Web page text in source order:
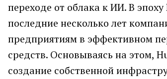
переходе от облака к ИИ. В
последние несколько лет
предприятиям в эффективном
средств. Основываясь на этом,
создание собственной